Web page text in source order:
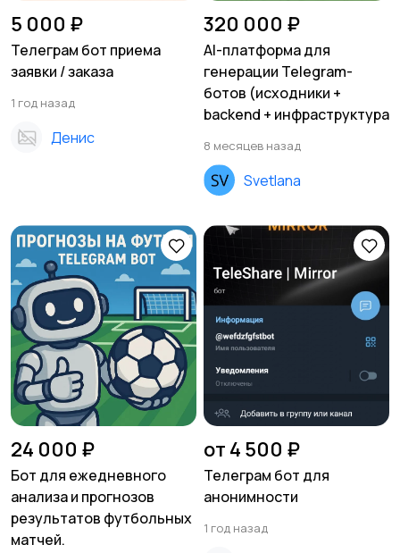
5 000 ₽
Телеграм бот приема
заявки / заказа
1 год назад
Денис
320 000 ₽
AI-платформа для
генерации Telegram-
ботов (исходники +
backend + инфраструктура
8 месяцев назад
Svetlana
24 000 ₽
Бот для ежедневного
анализа и прогнозов
результатов футбольных
матчей.
от 4 500 ₽
Телеграм бот для
анонимности
1 год назад